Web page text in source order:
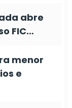
abre
FIC…
menor
e